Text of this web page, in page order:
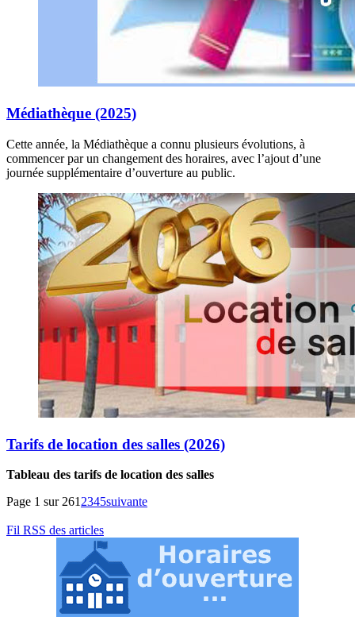
Médiathèque (2025)
Cette année, la Médiathèque a connu plusieurs évolutions, à
commencer par un changement des horaires, avec l’ajout d’une
journée supplémentaire d’ouverture au public.
Tarifs de location des salles (2026)
Tableau des tarifs de location des salles
Page 1 sur 261 2345suivante
Fil RSS des articles